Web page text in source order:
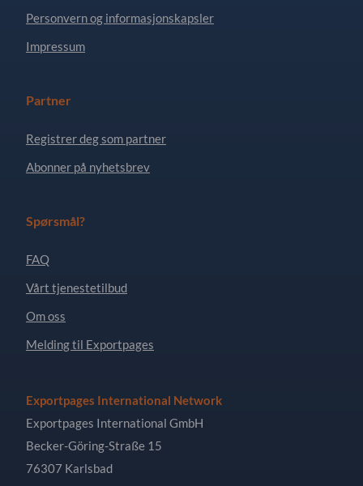
Personvern og informasjonskapsler
Impressum
Partner
Registrer deg som partner
Abonner på nyhetsbrev
Spørsmål?
FAQ
Vårt tjenestetilbud
Om oss
Melding til Exportpages
Exportpages International Network
Exportpages International GmbH
Becker-Göring-Straße 15
76307 Karlsbad